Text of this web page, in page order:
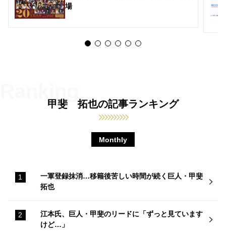
場
甲斐 拓也の記事ランキング
Monthly
一軍登録抹消…移籍後苦しい時間が続く巨人・甲斐
拓也
江本氏、巨人・甲斐のリードに「ずっと見ています
けど…」